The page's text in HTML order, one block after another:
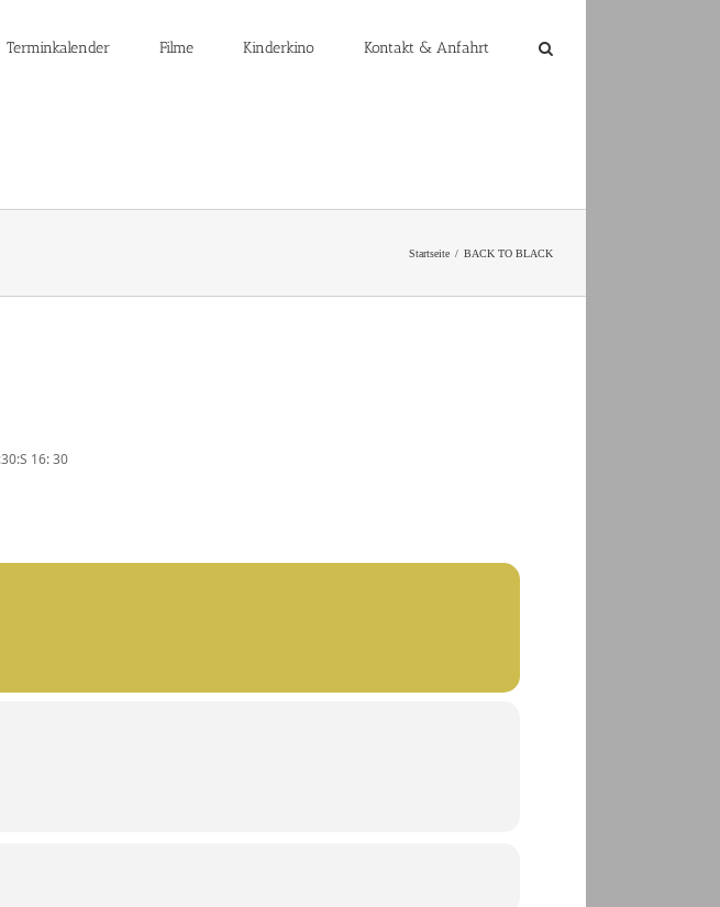
Terminkalender Filme Kinderkino Kontakt & Anfahrt
Startseite BACK TO BLACK
16: 30